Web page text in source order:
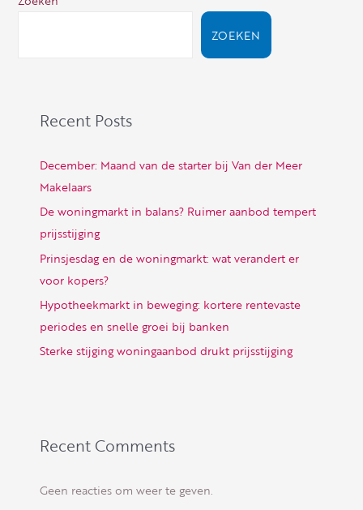
ZOEKEN
Recent Posts
December: Maand van de starter bij Van der Meer
Makelaars
De woningmarkt in balans? Ruimer aanbod tempert
prijsstijging
Prinsjesdag en de woningmarkt: wat verandert er
voor kopers?
Hypotheekmarkt in beweging: kortere rentevaste
periodes en snelle groei bij banken
Sterke stijging woningaanbod drukt prijsstijging
Recent Comments
Geen reacties om weer te geven.